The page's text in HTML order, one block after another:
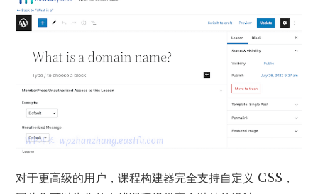
对于更高级的用户，课程构建器完全支持自定义 CSS，